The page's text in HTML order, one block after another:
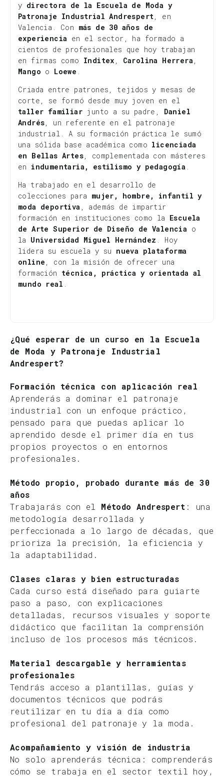
y directora de la Escuela de Moda y
Patronaje Industrial Andrespert, en
Valencia. Con más de 30 años de
experiencia en el sector, ha formado a
cientos de profesionales que hoy trabajan
en firmas como Inditex , Carolina Herrera ,
Mango o Loewe .
Criada entre patrones, tejidos y mesas de
corte, se formó desde muy joven en el
taller familiar junto a su padre, Daniel
Andrés, un referente en el patronaje
industrial. A su formación práctica le sumó
una sólida base académica como licenciada
en Bellas Artes, complementada con másteres
en indumentaria, estilismo y pedagogía .
Ha trabajado en el desarrollo de
colecciones para mujer, hombre, infantil y
moda deportiva , además de impartir
formación en instituciones como la Escuela
de Arte Superior de Diseño de Valencia o
la Universidad Miguel Hernández . Hoy
lidera su escuela y su nueva plataforma
online , con la misión de ofrecer una
formación técnica, práctica y orientada al
mundo real .
¿Qué esperar de un curso en la Escuela
de Moda y Patronaje Industrial
Andrespert?
Formación técnica con aplicación real
Aprenderás a dominar el patronaje
industrial con un enfoque práctico,
pensado para que puedas aplicar lo
aprendido desde el primer día en tus
propios proyectos o en entornos
profesionales.
Método propio, probado durante más de 30
años
Trabajarás con el Método Andrespert : una
metodología desarrollada y
perfeccionada a lo largo de décadas, que
prioriza la precisión, la eficiencia y
la adaptabilidad.
Clases claras y bien estructuradas
Cada curso está diseñado para guiarte
paso a paso, con explicaciones
detalladas, recursos visuales y soporte
didáctico que facilitan la comprensión
incluso de los procesos más técnicos.
Material descargable y herramientas
profesionales
Tendrás acceso a plantillas, guías y
documentos técnicos que podrás
reutilizar en tu día a día como
profesional del patronaje y la moda.
Acompañamiento y visión de industria
No solo aprenderás técnica: comprenderás
cómo se trabaja en el sector textil hoy,